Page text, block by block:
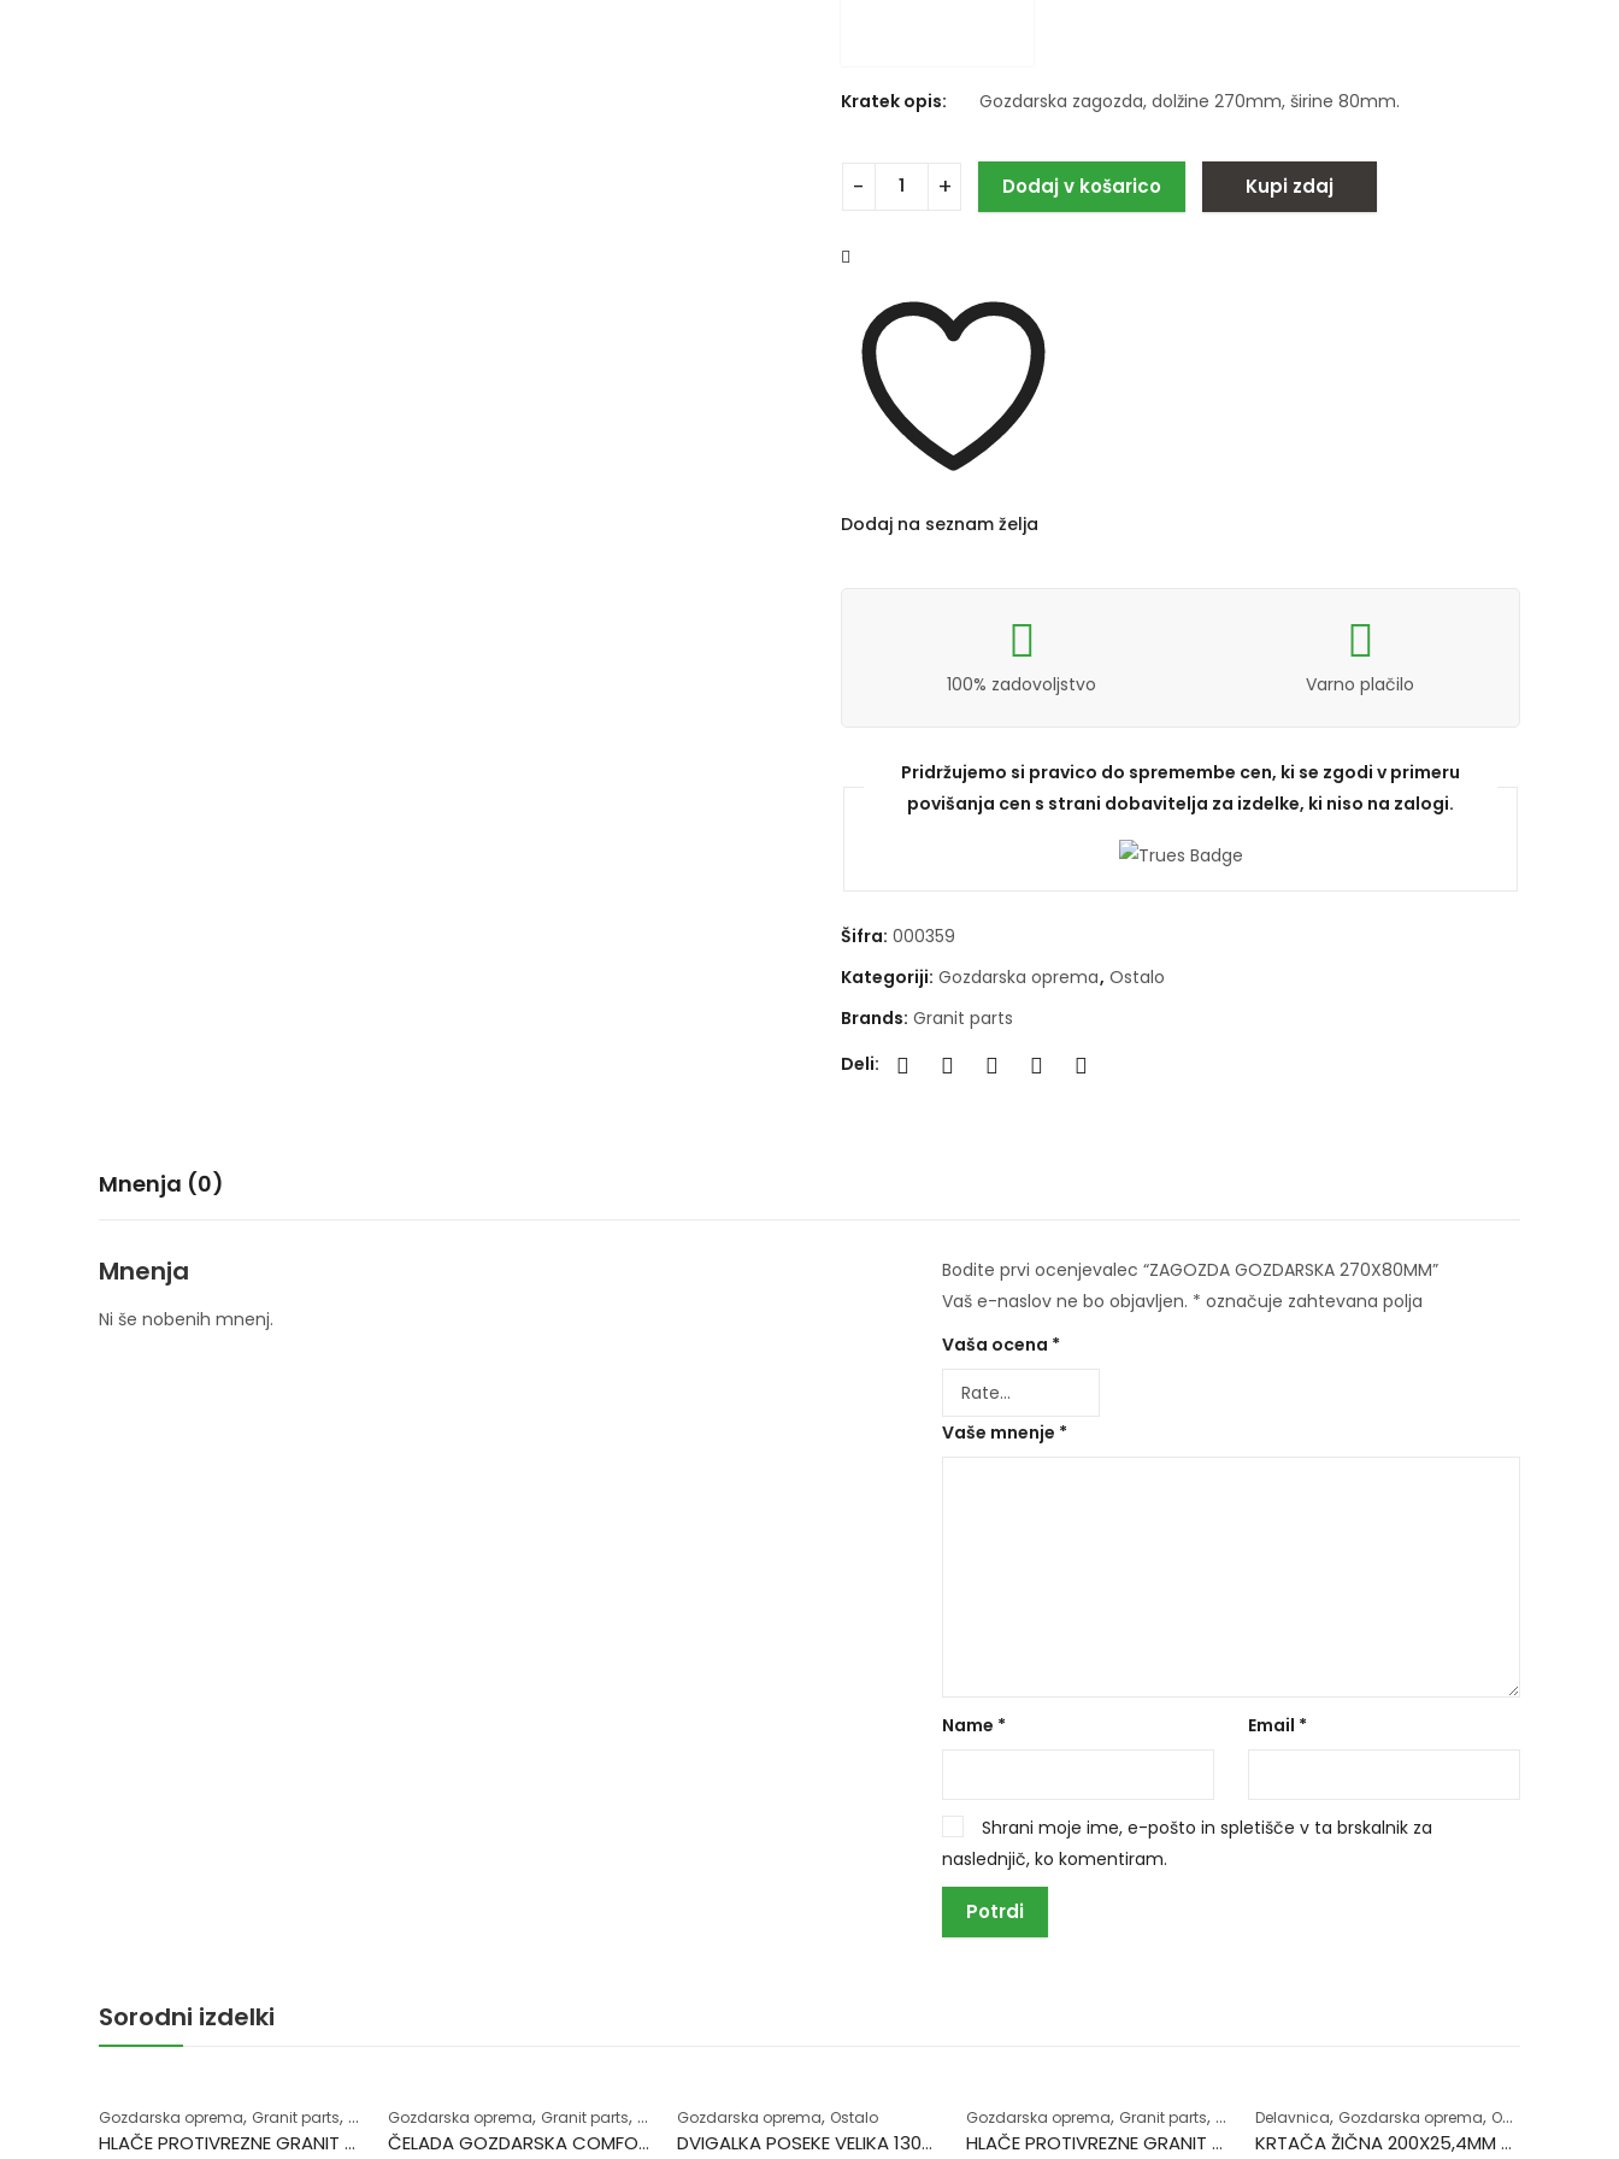
Kratek opis: Gozdarska zagozda, dolžine 270mm, širine 80mm.
Dodaj v košarico Kupi zdaj
Dodaj na seznam želja
100% zadovoljstvo Varno plačilo
Pridržujemo si pravico do spremembe cen, ki se zgodi v primeru
povišanja cen s strani dobavitelja za izdelke, ki niso na zalogi.
Šifra: 000359
Kategoriji: Gozdarska oprema, Ostalo
Brands: Granit parts
Deli:
Mnenja (0)
Mnenja
Ni še nobenih mnenj.
Bodite prvi ocenjevalec “ZAGOZDA GOZDARSKA 270X80MM”
Vaš e-naslov ne bo objavljen. * označuje zahtevana polja
Vaša ocena *
Vaše mnenje *
Name * Email *
Shrani moje ime, e-pošto in spletišče v ta brskalnik za
naslednjič, ko komentiram.
Sorodni izdelki
Gozdarska oprema, Granit parts, Zaščitna oprema
HLAČE PROTIVREZNE GRANIT 54 Z OPRSNIKOM
Gozdarska oprema, Granit parts, Zaščitna oprema
ČELADA GOZDARSKA COMFORT
Gozdarska oprema, Ostalo
DVIGALKA POSEKE VELIKA 1300MM
Gozdarska oprema, Granit parts, Zaščitna oprema
HLAČE PROTIVREZNE GRANIT 60 Z OPRSNIKOM
Delavnica, Gozdarska oprema, Ostalo
KRTAČA ŽIČNA 200X25,4MM KOSILNICE